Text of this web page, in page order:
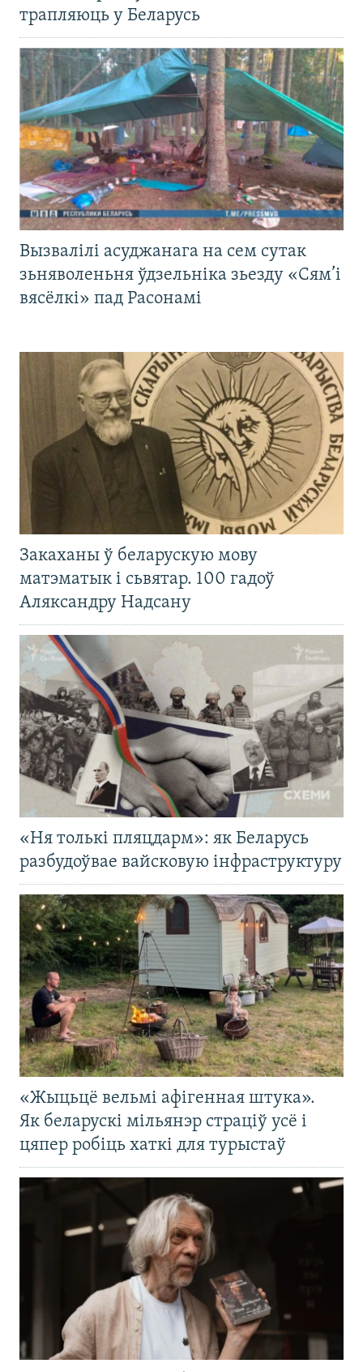
трапляюць у Беларусь
Вызвалілі асуджанага на сем сутак
зьняволеньня ўдзельніка зьезду «Сям’і
вясёлкі» пад Расонамі
Закаханы ў беларускую мову
матэматык і сьвятар. 100 гадоў
Аляксандру Надсану
«Ня толькі пляцдарм»: як Беларусь
разбудоўвае вайсковую інфраструктуру
«Жыцьцё вельмі афігенная штука».
Як беларускі мільянэр страціў усё і
цяпер робіць хаткі для турыстаў